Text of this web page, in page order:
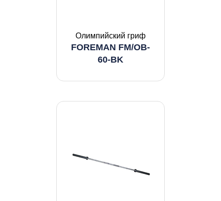
Олимпийский гриф
FOREMAN FM/OB-
60-BK